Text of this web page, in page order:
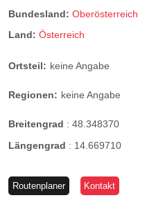
Bundesland: Oberösterreich
Land: Österreich
Ortsteil: keine Angabe
Regionen: keine Angabe
Breitengrad : 48.348370
Längengrad : 14.669710
Routenplaner Kontakt